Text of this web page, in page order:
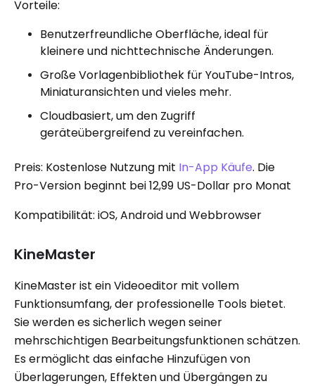
Vorteile:
Benutzerfreundliche Oberfläche, ideal für
kleinere und nichttechnische Änderungen.
Große Vorlagenbibliothek für YouTube-Intros,
Miniaturansichten und vieles mehr.
Cloudbasiert, um den Zugriff
geräteübergreifend zu vereinfachen.
Preis: Kostenlose Nutzung mit In-App Käufe. Die
Pro-Version beginnt bei 12,99 US-Dollar pro Monat
Kompatibilität: iOS, Android und Webbrowser
KineMaster
KineMaster ist ein Videoeditor mit vollem
Funktionsumfang, der professionelle Tools bietet.
Sie werden es sicherlich wegen seiner
mehrschichtigen Bearbeitungsfunktionen schätzen.
Es ermöglicht das einfache Hinzufügen von
Überlagerungen, Effekten und Übergängen zu